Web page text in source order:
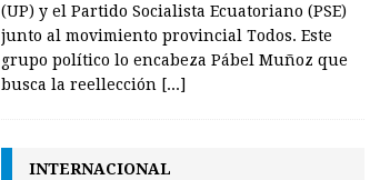
(UP) y el Partido Socialista Ecuatoriano (PSE)
junto al movimiento provincial Todos. Este
grupo político lo encabeza Pábel Muñoz que
busca la reellección [...]
INTERNACIONAL